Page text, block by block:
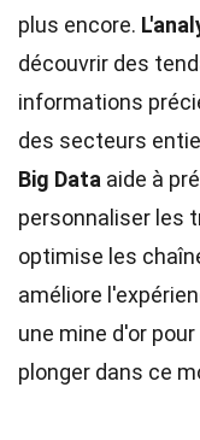
plus encore.
découvrir des
informations
des secteurs
Big Data aide à
personnaliser les
optimise les
améliore
une mine d'or
plonger dans ce